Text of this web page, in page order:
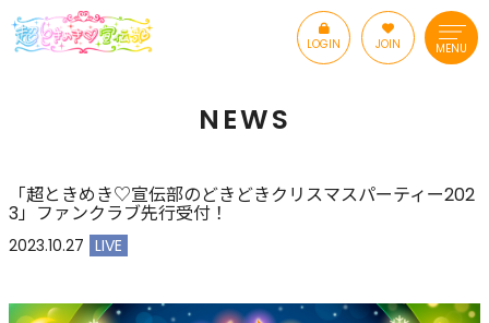
LOGIN JOIN MENU
NEWS
「超ときめき♡宣伝部のどきどきクリスマスパーティー202
3」ファンクラブ先行受付！
2023.10.27 LIVE